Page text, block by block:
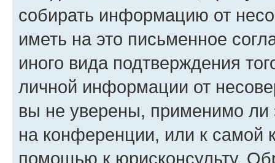
собирать информацию от
иметь на это письменное
иного вида подтверждения
личной информации от
вы не уверены, применимо ли
на конференции, или к самой
помощью к юрисконсульту.